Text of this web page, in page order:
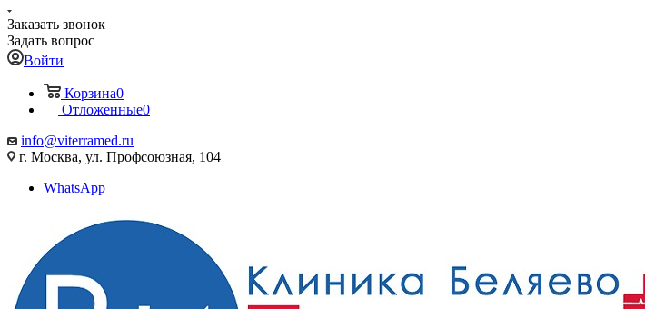
Заказать звонок
Задать вопрос
Войти
Корзина0
Отложенные0
info@viterramed.ru
г. Москва, ул. Профсоюзная, 104
WhatsApp